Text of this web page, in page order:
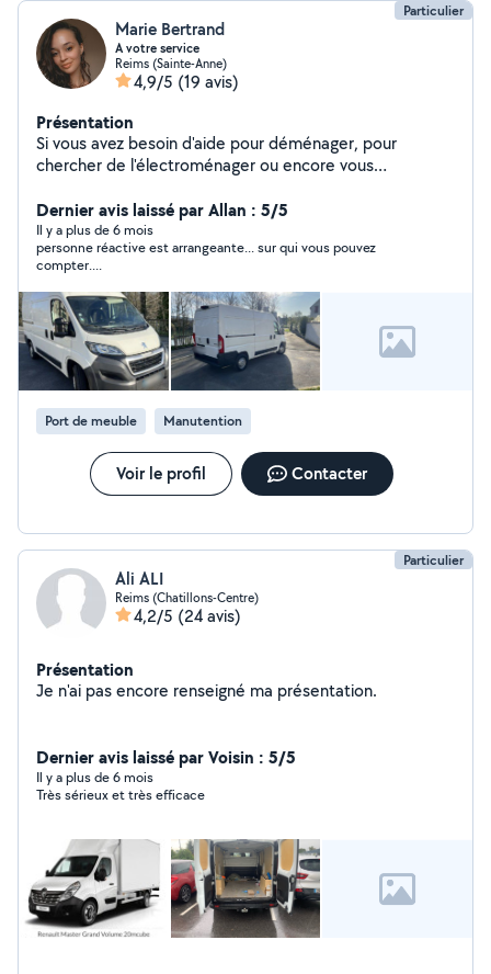
Particulier
Marie Bertrand
A votre service
Reims (Sainte-Anne)
4,9/5 (19 avis)
Présentation
Si vous avez besoin d'aide pour déménager, pour
chercher de l'électroménager ou encore vous
services, réactif et soigné, n' hésitez pas pour plus
d'informations !
Dernier avis laissé par Allan : 5/5
Il y a plus de 6 mois
personne réactive est arrangeante... sur qui vous pouvez
compter....
Port de meuble Manutention
Voir le profil Contacter
Particulier
Ali ALI
Reims (Chatillons-Centre)
4,2/5 (24 avis)
Présentation
Je n'ai pas encore renseigné ma présentation.
Dernier avis laissé par Voisin : 5/5
Il y a plus de 6 mois
Très sérieux et très efficace